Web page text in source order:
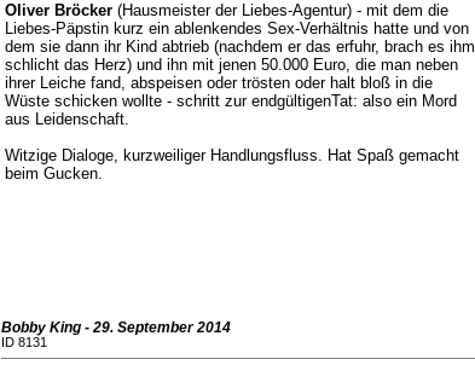
Oliver Bröcker(Hausmeister der Liebes-Agentur) - mit dem die
Liebes-Päpstin kurz ein ablenkendes Sex-Verhältnis hatte und von
dem sie dann ihr Kind abtrieb (nachdem er das erfuhr, brach es ihm
schlicht das Herz) und ihn mit jenen 50.000 Euro, die man neben
ihrer Leiche fand, abspeisen oder trösten oder halt bloß in die
Wüste schicken wollte - schritt zur endgültigenTat: also ein Mord
aus Leidenschaft.
Witzige Dialoge, kurzweiliger Handlungsfluss. Hat Spaß gemacht
beim Gucken.
Bobby King - 29. September 2014
ID 8131